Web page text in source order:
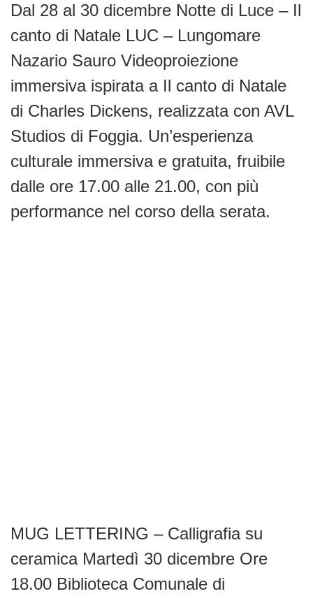
Dal 28 al 30 dicembre Notte di Luce – Il
canto di Natale LUC – Lungomare
Nazario Sauro Videoproiezione
immersiva ispirata a Il canto di Natale
di Charles Dickens, realizzata con AVL
Studios di Foggia. Un’esperienza
culturale immersiva e gratuita, fruibile
dalle ore 17.00 alle 21.00, con più
performance nel corso della serata.
MUG LETTERING – Calligrafia su
ceramica Martedì 30 dicembre Ore
18.00 Biblioteca Comunale di